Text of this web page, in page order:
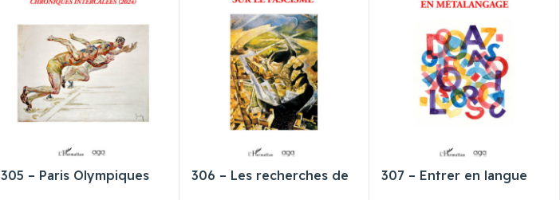
305 – Paris Olympiques
306 – Les recherches de
307 – Entrer en langue